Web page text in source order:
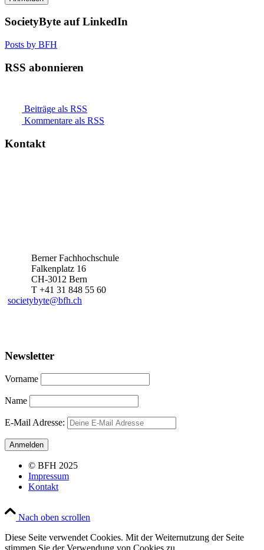
SocietyByte auf LinkedIn
Posts by BFH
RSS abonnieren
Beiträge als RSS
Kommentare als RSS
Kontakt
Berner Fachhochschule
Falkenplatz 16
CH-3012 Bern
T +41 31 848 55 60
societybyte@bfh.ch
Newsletter
Vorname
Name
E-Mail Adresse:
© BFH 2025
Impressum
Kontakt
Nach oben scrollen
Diese Seite verwendet Cookies. Mit der Weiternutzung der Seite